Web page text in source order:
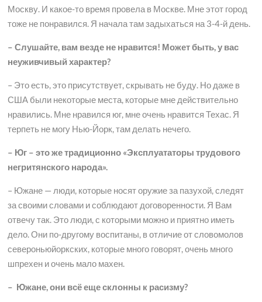
Москву. И какое-то время провела в Москве. Мне этот город
тоже не понравился. Я начала там задыхаться на 3-4-й день.
– Слушайте, вам везде не нравится! Может быть, у вас
неуживчивый характер?
– Это есть, это присутствует, скрывать не буду. Но даже в
США были некоторые места, которые мне действительно
нравились. Мне нравился юг, мне очень нравится Техас. Я
терпеть не могу Нью-Йорк, там делать нечего.
– Юг – это же традиционно «Эксплуататоры трудового
негритянского народа».
– Южане — люди, которые носят оружие за пазухой, следят
за своими словами и соблюдают договоренности. Я Вам
отвечу так. Это люди, с которыми можно и приятно иметь
дело. Они по-другому воспитаны, в отличие от словомолов
североньюйоркских, которые много говорят, очень много
шпрехен и очень мало махен.
– Южане, они всё еще склонны к расизму?